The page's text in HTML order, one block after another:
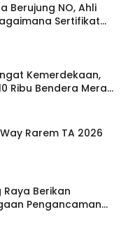
Berujung NO, Ahli
Sertifikat
Jadi Agunan Bank
Kemerdekaan,
Ribu Bendera Merah
Rarem TA 2026
Berikan
Pengancaman
Laporan ke